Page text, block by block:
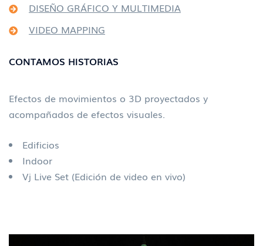
DISEÑO GRÁFICO Y MULTIMEDIA
VIDEO MAPPING
CONTAMOS HISTORIAS
Efectos de movimientos o 3D proyectados y
acompañados de efectos visuales.
Edificios
Indoor
Vj Live Set (Edición de video en vivo)